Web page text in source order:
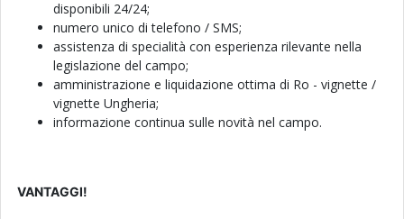
disponibili 24/24;
numero unico di telefono / SMS;
assistenza di specialità con esperienza rilevante nella
legislazione del campo;
amministrazione e liquidazione ottima di Ro - vignette /
vignette Ungheria;
informazione continua sulle novità nel campo.
VANTAGGI!